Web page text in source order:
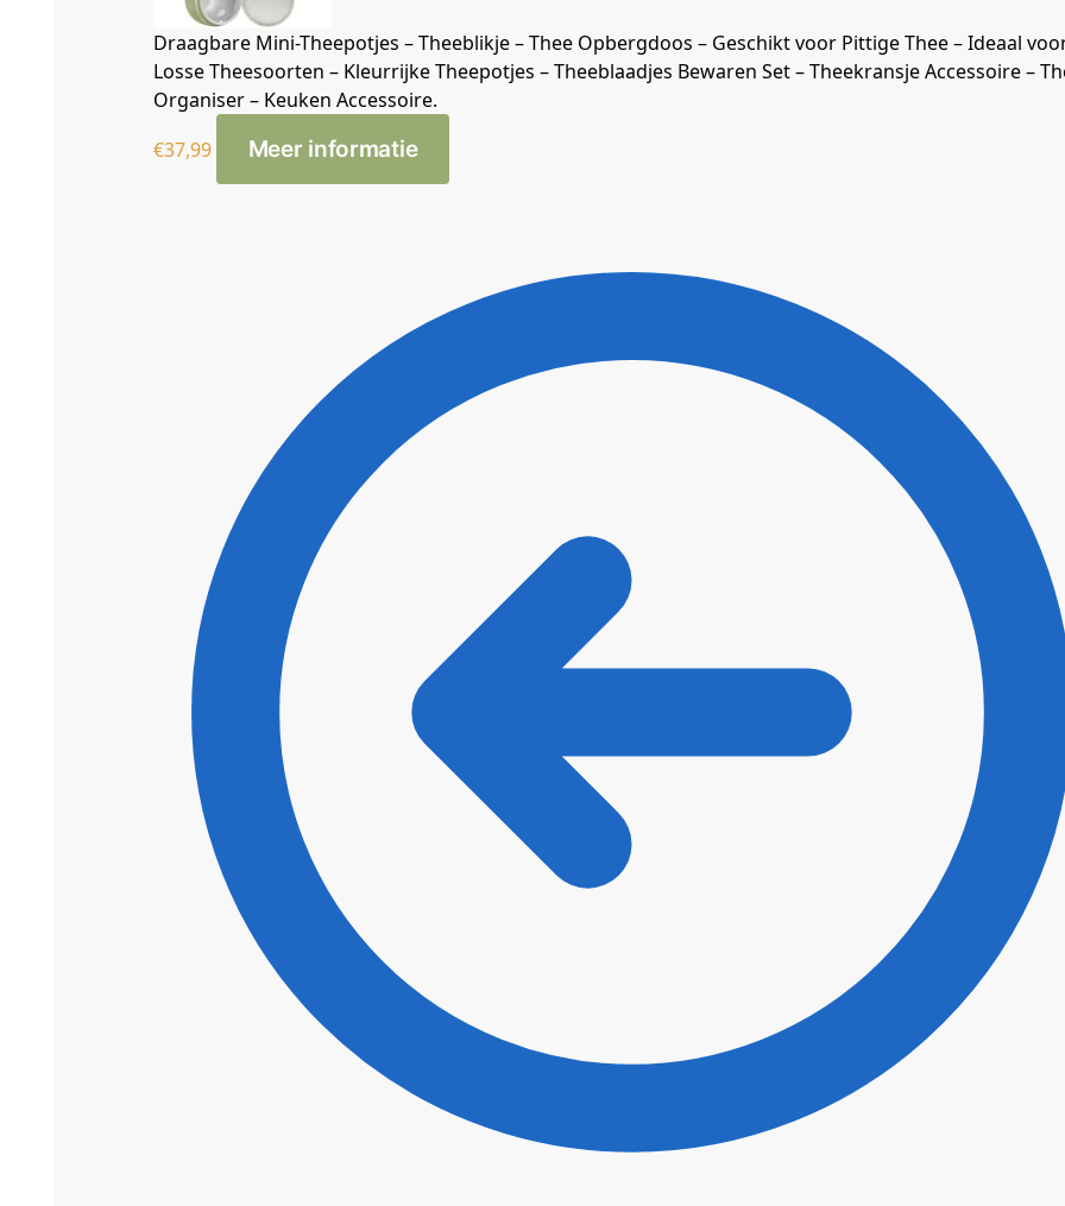
Draagbare Mini-Theepotjes – Theeblikje – Thee Opbergdoos – Geschikt voor Pittige Thee – Ideaal
Losse Theesoorten – Kleurrijke Theepotjes – Theeblaadjes Bewaren Set – Theekransje Accessoire –
Organiser – Keuken Accessoire.
€37,99 Meer informatie